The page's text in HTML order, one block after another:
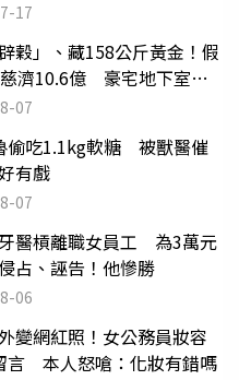
17
穀」、藏158公斤黃金！假
濟10.6億 豪宅地下室竟
庫
07
偷吃1.1kg軟糖 被獸醫催
有戲
07
醫槓離職女員工 為3萬元
占、誣告！他慘勝
06
變網紅照！女公務員妝容
言 本人怒嗆：化妝有錯嗎